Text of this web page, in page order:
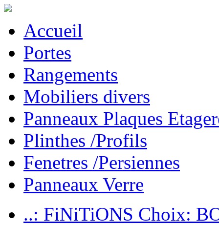
Accueil
Portes
Rangements
Mobiliers divers
Panneaux Plaques
Plinthes /Profils
Fenetres /Persiennes
Panneaux Verre
..: FiNiTiONS Choix: